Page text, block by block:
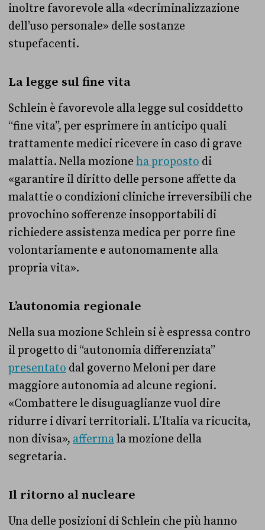
inoltre favorevole alla «decriminalizzazione
dell’uso personale» delle sostanze
stupefacenti.
La legge sul fine vita
Schlein è favorevole alla legge sul cosiddetto
“fine vita”, per esprimere in anticipo quali
trattamente medici ricevere in caso di grave
malattia. Nella mozione ha proposto di
«garantire il diritto delle persone affette da
malattie o condizioni cliniche irreversibili che
provochino sofferenze insopportabili di
richiedere assistenza medica per porre fine
volontariamente e autonomamente alla
propria vita».
L’autonomia regionale
Nella sua mozione Schlein si è espressa contro
il progetto di “autonomia differenziata”
presentato dal governo Meloni per dare
maggiore autonomia ad alcune regioni.
«Combattere le disuguaglianze vuol dire
ridurre i divari territoriali. L’Italia va ricucita,
non divisa», affermala mozione della
segretaria.
Il ritorno al nucleare
Una delle posizioni di Schlein che più hanno